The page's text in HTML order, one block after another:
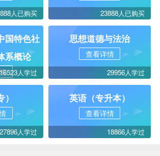
人已购买 23888人已购买
国特色社
系概论
人学过
思想道德与法治
查看详情
29956人学过
27896人学过
英语（专升本）
查看详情
18866人学过